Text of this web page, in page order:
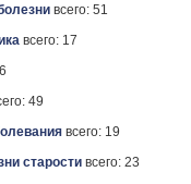
всего: 51
всего: 17
49
всего: 19
старости всего: 23